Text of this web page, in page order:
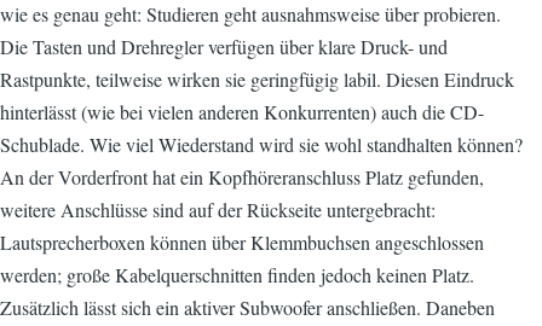
wie es genau geht: Studieren geht ausnahmsweise über probieren.
Die Tasten und Drehregler verfügen über klare Druck- und
Rastpunkte, teilweise wirken sie geringfügig labil. Diesen Eindruck
hinterlässt (wie bei vielen anderen Konkurrenten) auch die CD-
Schublade. Wie viel Wiederstand wird sie wohl standhalten können?
An der Vorderfront hat ein Kopfhöreranschluss Platz gefunden,
weitere Anschlüsse sind auf der Rückseite untergebracht:
Lautsprecherboxen können über Klemmbuchsen angeschlossen
werden; große Kabelquerschnitten finden jedoch keinen Platz.
Zusätzlich lässt sich ein aktiver Subwoofer anschließen. Daneben